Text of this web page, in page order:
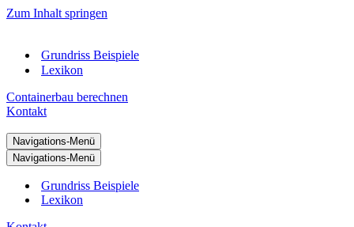
Zum Inhalt springen
Grundriss Beispiele
Lexikon
Containerbau berechnen
Kontakt
Navigations-Menü
Navigations-Menü
Grundriss Beispiele
Lexikon